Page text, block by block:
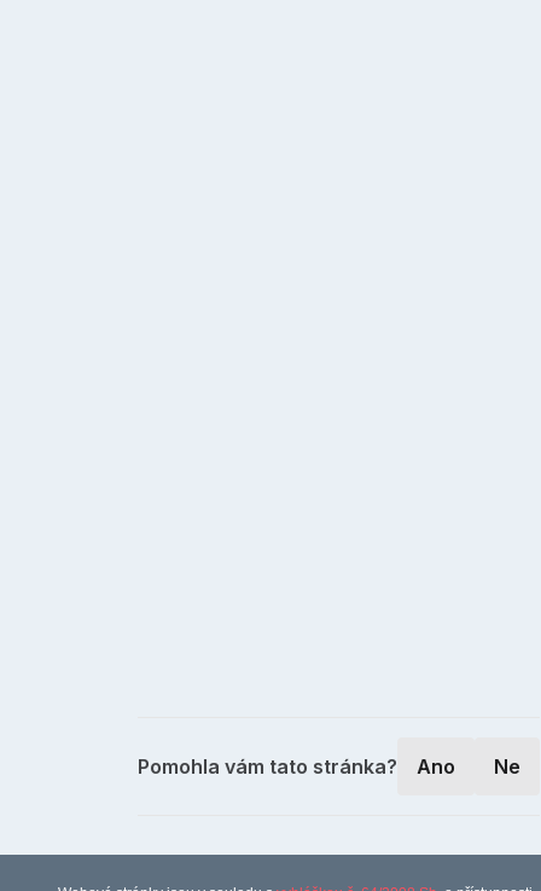
Pomohla vám tato stránka? Ano Ne